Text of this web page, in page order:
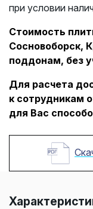
при условии
Стоимость
Сосновоборск,
поддонам, без
Для расчета
к сотрудникам
для Вас